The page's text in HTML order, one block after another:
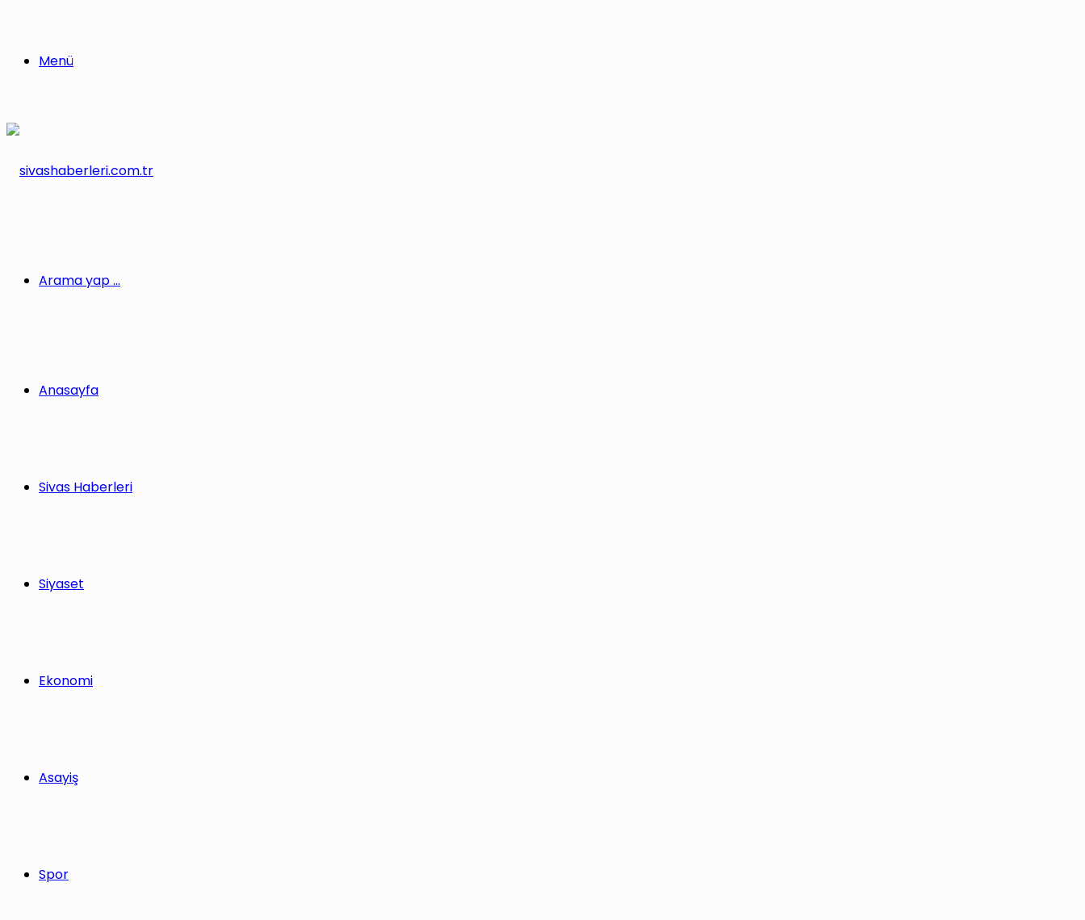
Menü
Arama yap ...
Anasayfa
Sivas Haberleri
Siyaset
Ekonomi
Asayiş
Spor